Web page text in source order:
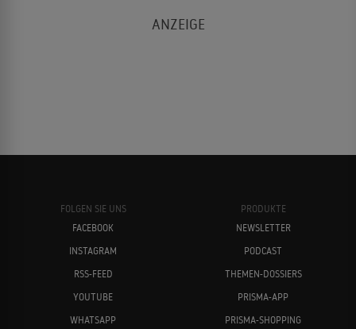
FOLGEN SIE UNS
FACEBOOK
INSTAGRAM
RSS-FEED
YOUTUBE
WHATSAPP
PRODUKTE
NEWSLETTER
PODCAST
THEMEN-DOSSIERS
PRISMA-APP
PRISMA-SHOPPING